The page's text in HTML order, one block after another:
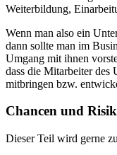
Weiterbildung,
Wenn man also ein
dann sollte man im
Umgang mit ihnen
dass die Mitarbeiter des
mitbringen bzw.
Chancen und
Dieser Teil wird gerne